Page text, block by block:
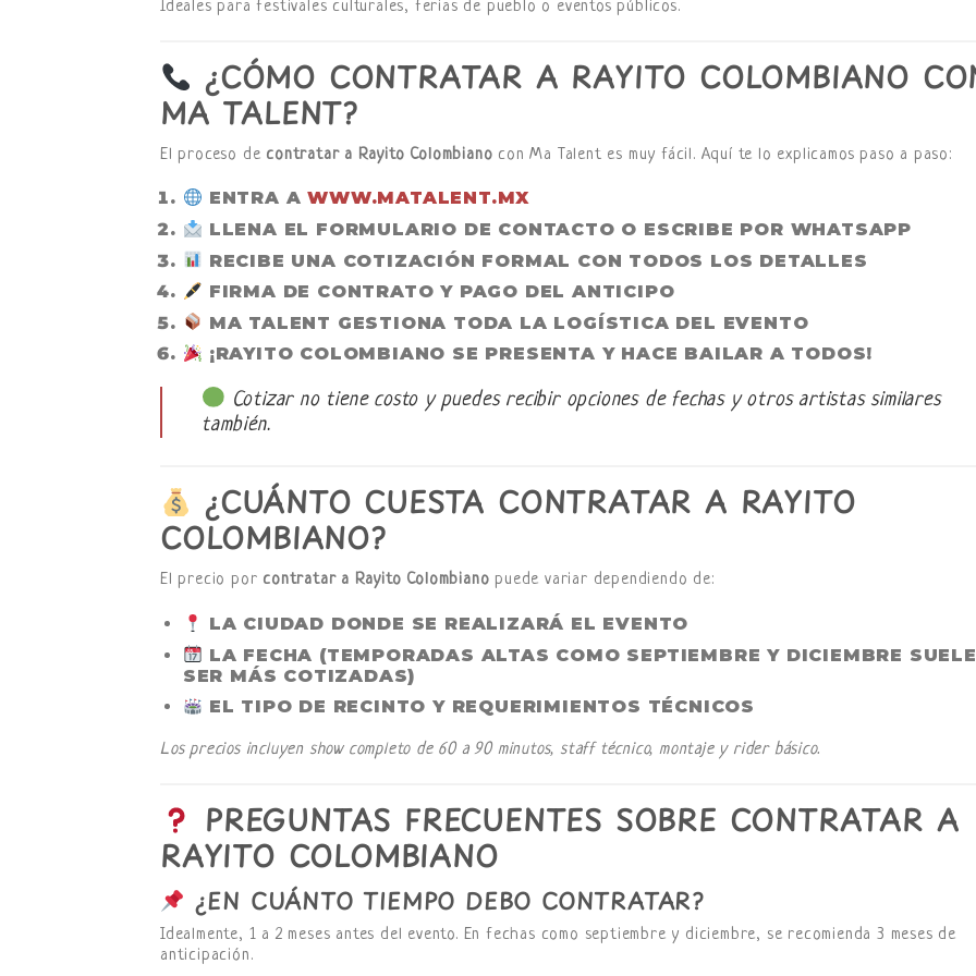
Ideales para festivales culturales, ferias de pueblo o eventos públicos.
¿CÓMO CONTRATAR A RAYITO COLOMBIANO
MA TALENT?
El proceso de contratar a Rayito Colombiano con Ma Talent es muy fácil. Aquí te lo explicamos paso a paso:
ENTRA AWWW.MATALENT.MX
LLENA EL FORMULARIO DE CONTACTO O ESCRIBE POR WHATSAPP
RECIBE UNA COTIZACIÓN FORMAL CON TODOS LOS DETALLES
FIRMA DE CONTRATO Y PAGO DEL ANTICIPO
MA TALENT GESTIONA TODA LA LOGÍSTICA DEL EVENTO
¡RAYITO COLOMBIANO SE PRESENTA Y HACE BAILAR A TODOS!
Cotizar no tiene costo y puedes recibir opciones de fechas y otros artistas similares
también.
¿CUÁNTO CUESTA CONTRATAR A RAYITO
COLOMBIANO?
El precio por contratar a Rayito Colombiano puede variar dependiendo de:
LA CIUDAD DONDE SE REALIZARÁ EL EVENTO
LA FECHA (TEMPORADAS ALTAS COMO SEPTIEMBRE Y DICIEMBRE
SER MÁS COTIZADAS)
EL TIPO DE RECINTO Y REQUERIMIENTOS TÉCNICOS
Los precios incluyen show completo de 60 a 90 minutos, staff técnico, montaje y rider básico.
PREGUNTAS FRECUENTES SOBRE CONTRATAR A
RAYITO COLOMBIANO
¿EN CUÁNTO TIEMPO DEBO CONTRATAR?
Idealmente, 1 a 2 meses antes del evento. En fechas como septiembre y diciembre, se recomienda 3 meses de
anticipación.